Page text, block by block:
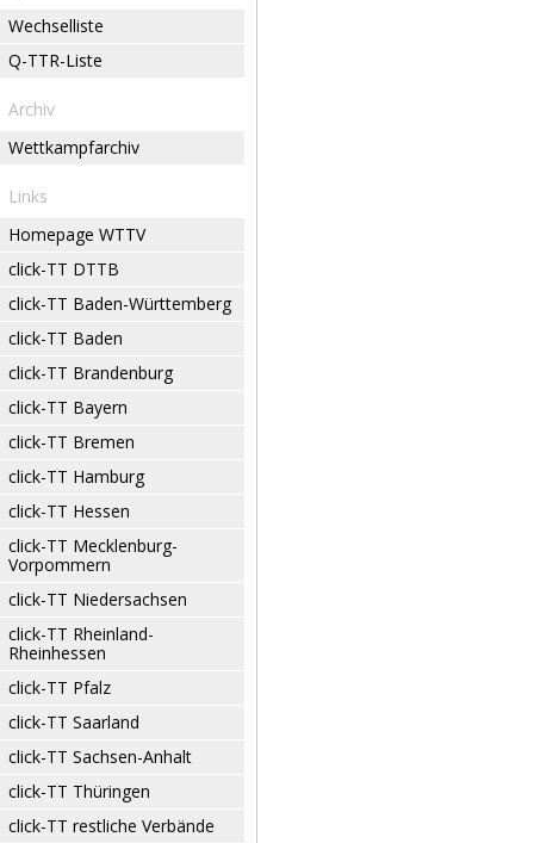
Wechselliste
Q-TTR-Liste
Archiv
Wettkampfarchiv
Links
Homepage WTTV
click-TT DTTB
click-TT Baden-Württemberg
click-TT Baden
click-TT Brandenburg
click-TT Bayern
click-TT Bremen
click-TT Hamburg
click-TT Hessen
click-TT Mecklenburg-
Vorpommern
click-TT Niedersachsen
click-TT Rheinland-
Rheinhessen
click-TT Pfalz
click-TT Saarland
click-TT Sachsen-Anhalt
click-TT Thüringen
click-TT restliche Verbände